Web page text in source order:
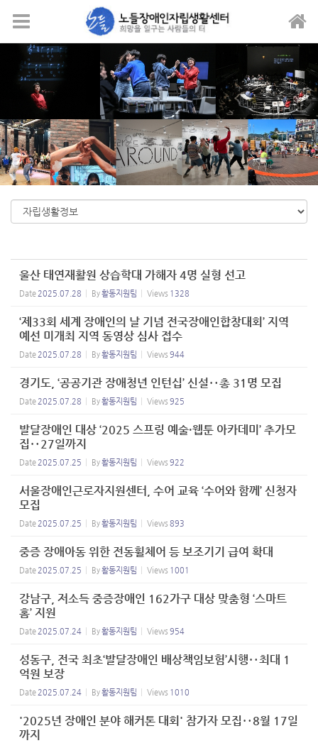
메뉴 건너뛰기
울산 태연재활원 상습학대 가해자 4명 실형 선고
Date 2025.07.28 By활동지원팀 Views 1328
‘제33회 세계 장애인의 날 기념 전국장애인합창대회’ 지역
예선 미개최 지역 동영상 심사 접수
Date 2025.07.28 By활동지원팀 Views 944
경기도, ‘공공기관 장애청년 인턴십’ 신설‥총 31명 모집
Date 2025.07.28 By활동지원팀 Views 925
발달장애인 대상 ‘2025 스프링 예술·웹툰 아카데미’ 추가모
집‥27일까지
Date 2025.07.25 By활동지원팀 Views 922
서울장애인근로자지원센터, 수어 교육 ‘수어와 함께’ 신청자
모집
Date 2025.07.25 By활동지원팀 Views 893
중증 장애아동 위한 전동휠체어 등 보조기기 급여 확대
Date 2025.07.25 By활동지원팀 Views 1001
강남구, 저소득 중증장애인 162가구 대상 맞춤형 ‘스마트
홈’ 지원
Date 2025.07.24 By활동지원팀 Views 954
성동구, 전국 최초‘발달장애인 배상책임보험’시행‥최대 1
억원 보장
Date 2025.07.24 By활동지원팀 Views 1010
'2025년 장애인 분야 해커톤 대회' 참가자 모집‥8월 17일
까지